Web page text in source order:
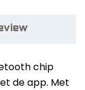
chip
de app. Met